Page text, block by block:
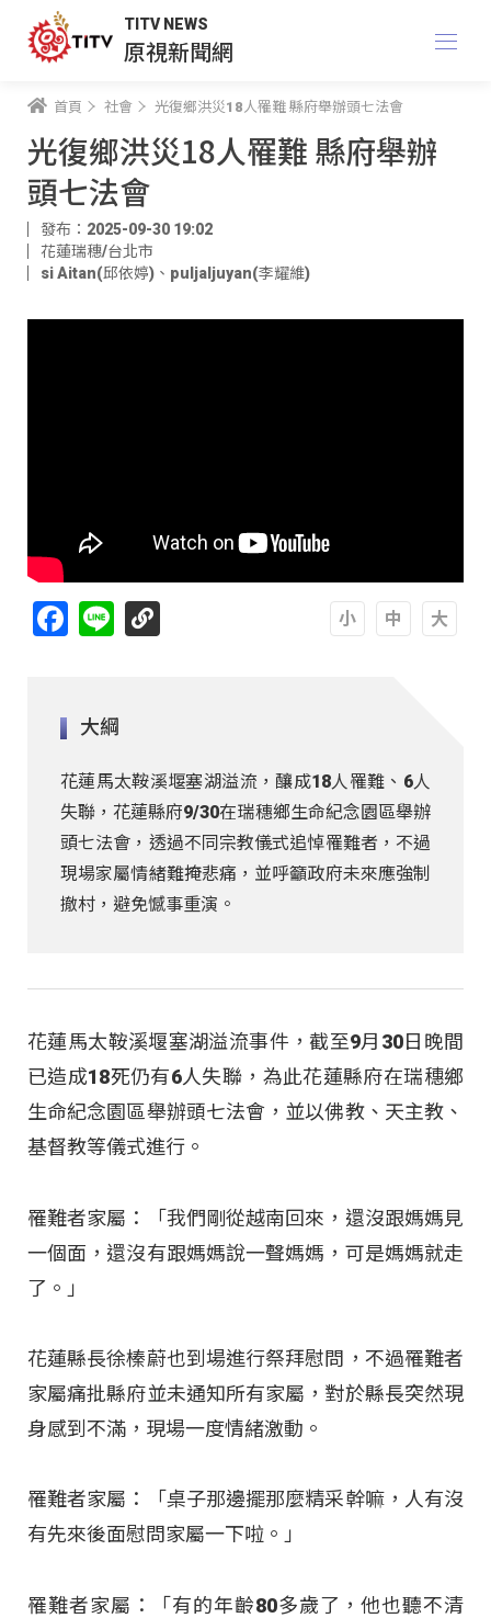
TITV NEWS
原視新聞網
首頁 社會 光復鄉洪災18人罹難 縣府舉辦頭七法會
光復鄉洪災18人罹難 縣府舉辦
頭七法會
發布：2025-09-30 19:02
花蓮瑞穗/台北市
si Aitan(邱依婷) 、 puljaljuyan(李耀維)
Facebook
Line
大綱
花蓮馬太鞍溪堰塞湖溢流，釀成18人罹難、6人
失聯，花蓮縣府9/30在瑞穗鄉生命紀念園區舉辦
頭七法會，透過不同宗教儀式追悼罹難者，不過
現場家屬情緒難掩悲痛，並呼籲政府未來應強制
撤村，避免憾事重演。
花蓮馬太鞍溪堰塞湖溢流事件，截至9月30日晚間
已造成18死仍有6人失聯，為此花蓮縣府在瑞穗鄉
生命紀念園區舉辦頭七法會，並以佛教、天主教、
基督教等儀式進行。
罹難者家屬：「我們剛從越南回來，還沒跟媽媽見
一個面，還沒有跟媽媽說一聲媽媽，可是媽媽就走
了。」
花蓮縣長徐榛蔚也到場進行祭拜慰問，不過罹難者
家屬痛批縣府並未通知所有家屬，對於縣長突然現
身感到不滿，現場一度情緒激動。
罹難者家屬：「桌子那邊擺那麼精采幹嘛，人有沒
有先來後面慰問家屬一下啦。」
罹難者家屬：「有的年齡80多歲了，他也聽不清